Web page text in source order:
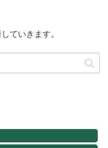
ていきます。